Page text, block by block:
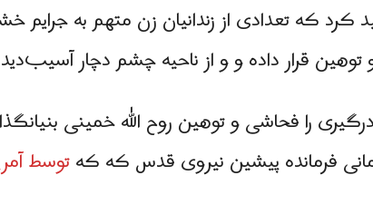
که تعدادی از زندانیان زن متهم به جرایم خشن روز
قرار داده و و از ناحیه چشم دچار
را فحاشی و توهین روح الله خمینی
فرمانده پیشین نیروی قدس که کهتوسط